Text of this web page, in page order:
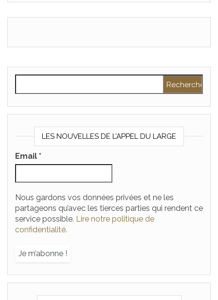
LES NOUVELLES DE L’APPEL DU LARGE
Email *
Nous gardons vos données privées et ne les
partageons qu’avec les tierces parties qui rendent ce
service possible. Lire notre politique de
confidentialité.